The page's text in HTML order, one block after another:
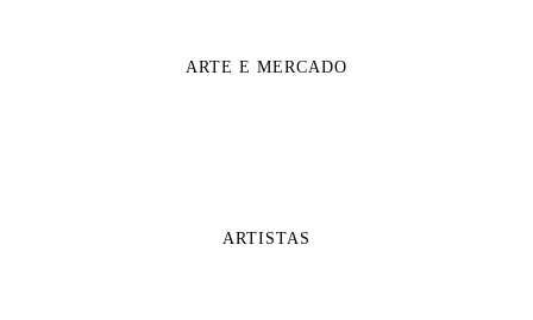
ARTE E MERCADO
ARTISTAS